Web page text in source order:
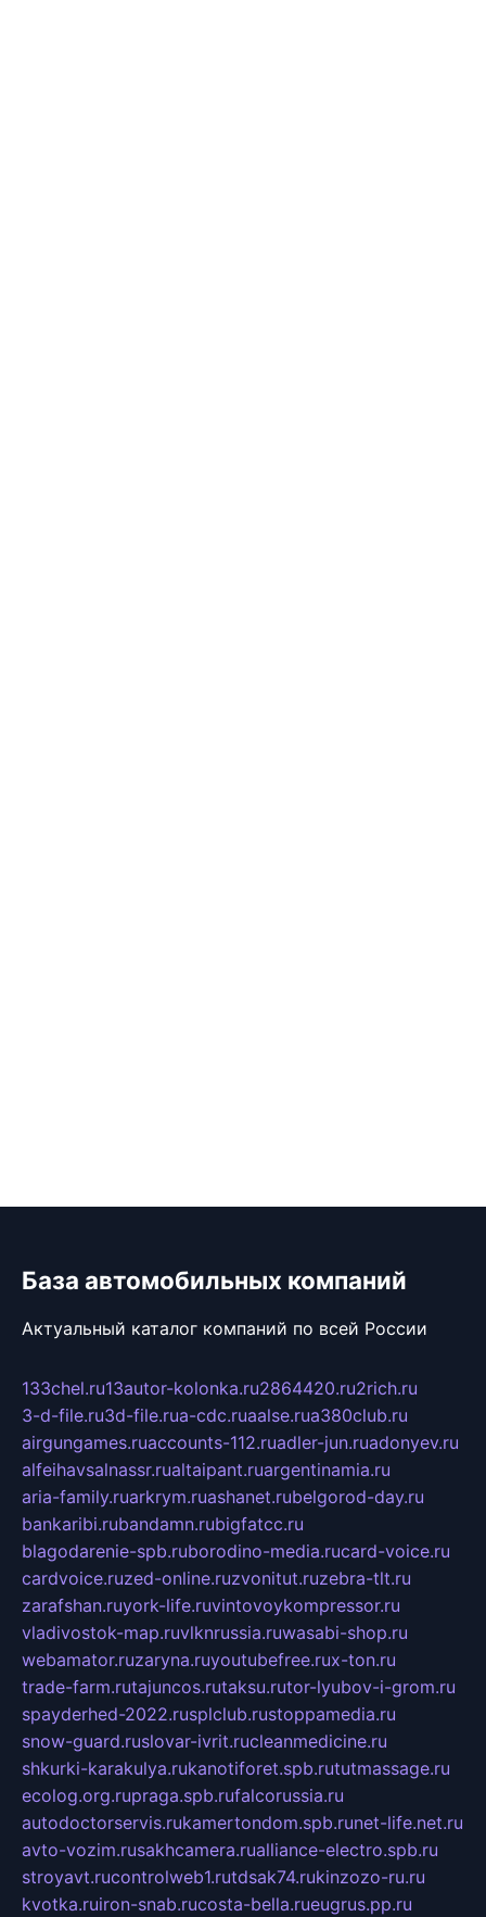
База автомобильных компаний
Актуальный каталог компаний по всей России
133chel.ru13autor-kolonka.ru2864420.ru2rich.ru
3-d-file.ru3d-file.rua-cdc.ruaalse.rua380club.ru
airgungames.ruaccounts-112.ruadler-jun.ruadonyev.ru
alfeihavsalnassr.rualtaipant.ruargentinamia.ru
aria-family.ruarkrym.ruashanet.rubelgorod-day.ru
bankaribi.rubandamn.rubigfatcc.ru
blagodarenie-spb.ruborodino-media.rucard-voice.ru
cardvoice.ruzed-online.ruzvonitut.ruzebra-tlt.ru
zarafshan.ruyork-life.ruvintovoykompressor.ru
vladivostok-map.ruvlknrussia.ruwasabi-shop.ru
webamator.ruzaryna.ruyoutubefree.rux-ton.ru
trade-farm.rutajuncos.rutaksu.rutor-lyubov-i-grom.ru
spayderhed-2022.rusplclub.rustoppamedia.ru
snow-guard.ruslovar-ivrit.rucleanmedicine.ru
shkurki-karakulya.rukanotiforet.spb.rututmassage.ru
ecolog.org.rupraga.spb.rufalcorussia.ru
autodoctorservis.rukamertondom.spb.runet-life.net.ru
avto-vozim.rusakhcamera.rualliance-electro.spb.ru
stroyavt.rucontrolweb1.rutdsak74.rukinzozo-ru.ru
kvotka.ruiron-snab.rucosta-bella.rueugrus.pp.ru